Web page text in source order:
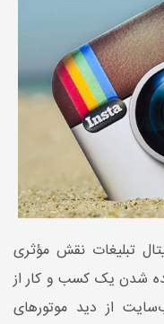
تبلیغات نقش مؤثری
شدن یک کسب ‌و کار از
از دید موتورهای